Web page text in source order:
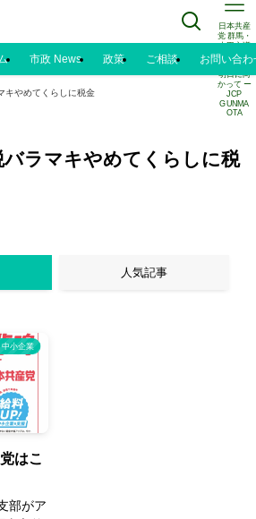
日本共産
党 群馬・
太田市議
水野正己
のブログ |
明日に向
かって ー
JCP
GUNMA
OTA
市政 News 政策 ご相談 お問い合わ
キやめてくらしに税金
バラマキやめてくらしに税
人気記事
中小企業
はこ
部がア